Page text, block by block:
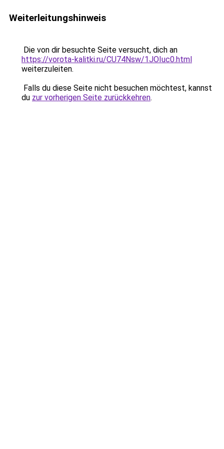
Weiterleitungshinweis
Die von dir besuchte Seite versucht, dich an
https://vorota-kalitki.ru/CU74Nsw/1JOIuc0.html
weiterzuleiten.
Falls du diese Seite nicht besuchen möchtest, kannst
du zur vorherigen Seite zurückkehren.